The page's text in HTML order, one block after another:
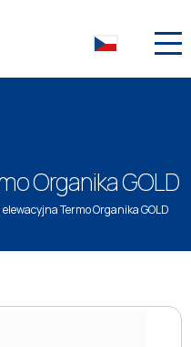
Organika GOLD
Termo Organika GOLD